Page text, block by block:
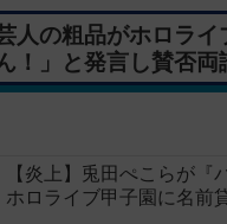
人の粗品がホロラ
！」と発言し賛否
【炎上】兎田ぺこらが
ホロライブ甲子園に名前